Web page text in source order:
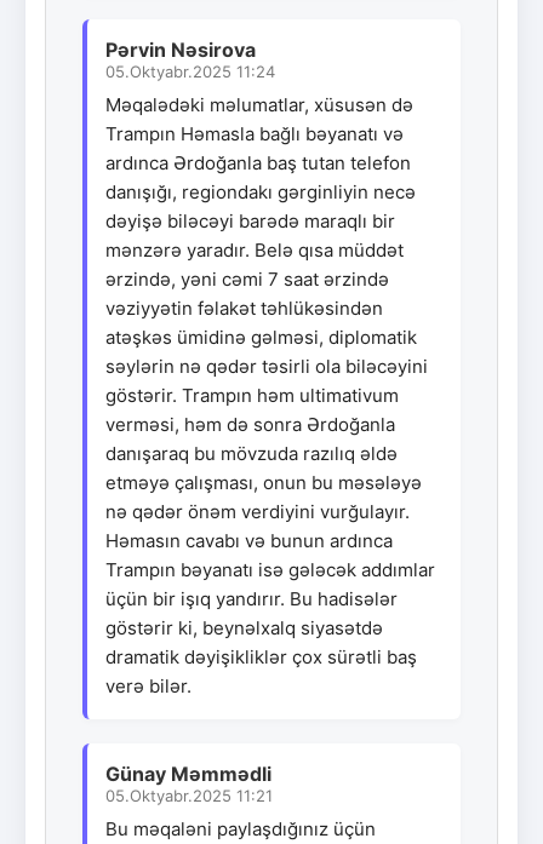
Pərvin Nəsirova
05.Oktyabr.2025 11:24
Məqalədəki məlumatlar, xüsusən də
Trampın Həmasla bağlı bəyanatı və
ardınca Ərdoğanla baş tutan telefon
danışığı, regiondakı gərginliyin necə
dəyişə biləcəyi barədə maraqlı bir
mənzərə yaradır. Belə qısa müddət
ərzində, yəni cəmi 7 saat ərzində
vəziyyətin fəlakət təhlükəsindən
atəşkəs ümidinə gəlməsi, diplomatik
səylərin nə qədər təsirli ola biləcəyini
göstərir. Trampın həm ultimativum
verməsi, həm də sonra Ərdoğanla
danışaraq bu mövzuda razılıq əldə
etməyə çalışması, onun bu məsələyə
nə qədər önəm verdiyini vurğulayır.
Həmasın cavabı və bunun ardınca
Trampın bəyanatı isə gələcək addımlar
üçün bir işıq yandırır. Bu hadisələr
göstərir ki, beynəlxalq siyasətdə
dramatik dəyişikliklər çox sürətli baş
verə bilər.
Günay Məmmədli
05.Oktyabr.2025 11:21
Bu məqaləni paylaşdığınız üçün